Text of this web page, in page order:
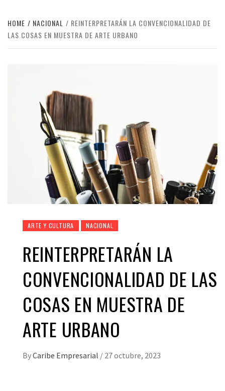
HOME NACIONAL
REINTERPRETARÁN LA CONVENCIONALIDAD DE
LAS COSAS EN MUESTRA DE ARTE URBANO
ARTE Y CULTURA NACIONAL
REINTERPRETARÁN LA
CONVENCIONALIDAD DE LAS
COSAS EN MUESTRA DE
ARTE URBANO
ByCaribe Empresarial / 27 octubre, 2023